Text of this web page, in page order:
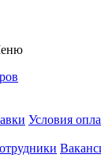
Условия